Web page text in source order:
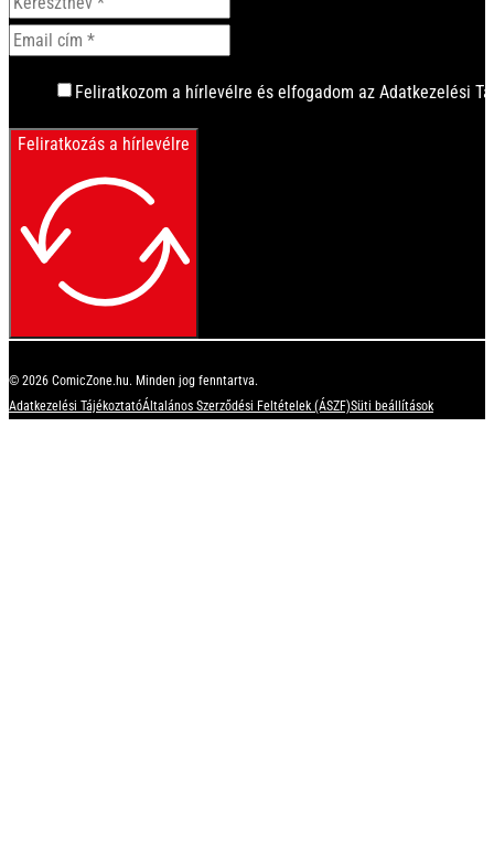
Feliratkozom a hírlevélre és elfogadom az Adatkezelési
Feliratkozás a hírlevélre
© 2026 ComicZone.hu. Minden jog fenntartva.
Adatkezelési TájékoztatóÁltalános Szerződési Feltételek (ÁSZF)Süti beállítások